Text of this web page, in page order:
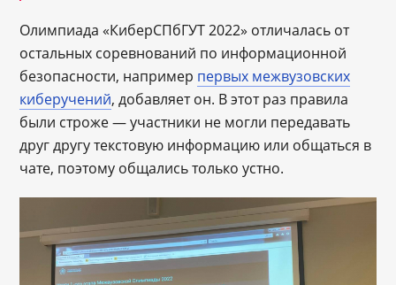
Олимпиада «КиберСПбГУТ 2022» отличалась от
остальных соревнований по информационной
безопасности, например первых межвузовских
киберучений, добавляет он. В этот раз правила
были строже ― участники не могли передавать
друг другу текстовую информацию или общаться в
чате, поэтому общались только устно.